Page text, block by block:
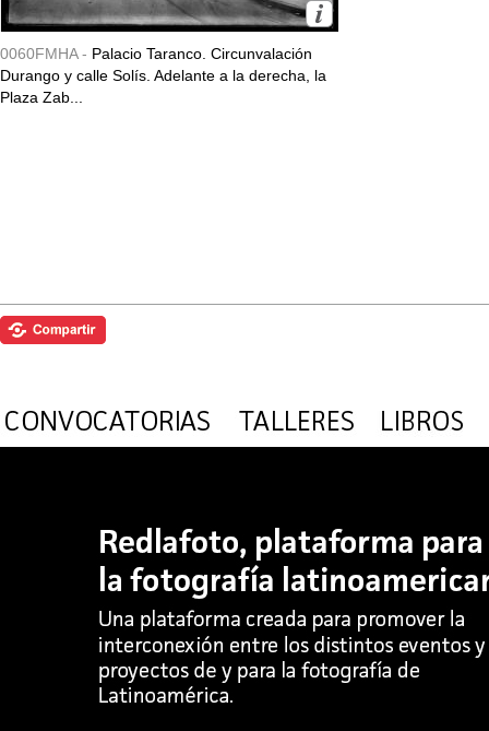
0060FMHA - Palacio Taranco. Circunvalación
Durango y calle Solís. Adelante a la derecha, la
Plaza Zab...